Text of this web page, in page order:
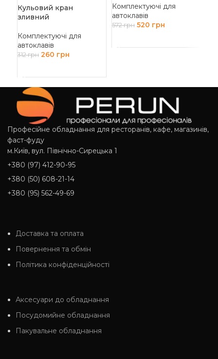
Кульовий кран
зливний
Комплектуючі для
автоклавів
312грн 260 грн
Комплектуючі для
автоклавів
572грн 520 грн
Професійне обладнання для ресторанів, кафе, магазинів,
фаст-фуду
м.Київ, вул. Північно-Сирецька 1
+380 (97) 412-90-95
+380 (50) 608-21-14
+380 (95) 562-49-69
Доставка та оплата
Повернення та обмін
Політика конфіденційності
Аксесуари до обладнання
Посудомийне обладнання
Пакувальне обладнання